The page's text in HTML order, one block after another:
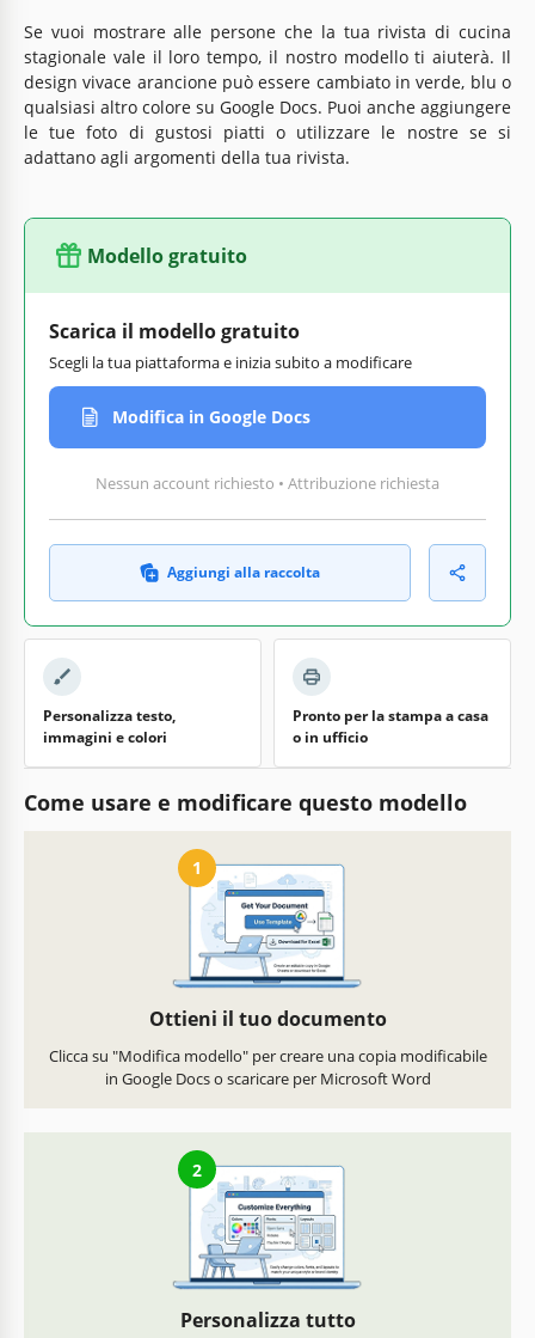
Se vuoi mostrare alle persone che la tua rivista di cucina
stagionale vale il loro tempo, il nostro modello ti aiuterà. Il
design vivace arancione può essere cambiato in verde, blu o
qualsiasi altro colore su Google Docs. Puoi anche aggiungere
le tue foto di gustosi piatti o utilizzare le nostre se si
adattano agli argomenti della tua rivista.
Modello gratuito
Scarica il modello gratuito
Scegli la tua piattaforma e inizia subito a modificare
Modifica in Google Docs
Nessun account richiesto • Attribuzione richiesta
Aggiungi alla raccolta
Personalizza testo,
immagini e colori
Pronto per la stampa a casa
o in ufficio
Come usare e modificare questo modello
1
Ottieni il tuo documento
Clicca su "Modifica modello" per creare una copia modificabile
in Google Docs o scaricare per Microsoft Word
2
Personalizza tutto